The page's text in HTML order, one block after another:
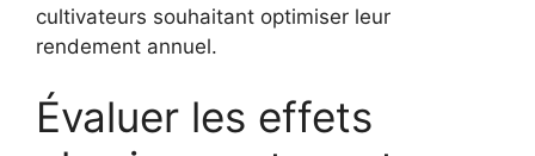
cultivateurs souhaitant optimiser leur
rendement annuel.
Évaluer les effets